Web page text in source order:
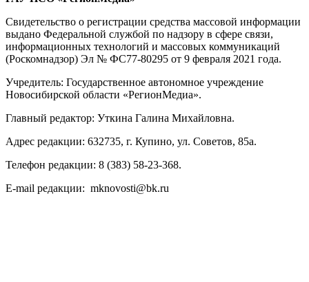
Свидетельство о регистрации средства массовой информации
выдано Федеральной службой по надзору в сфере связи,
информационных технологий и массовых коммуникаций
(Роскомнадзор) Эл № ФС77-80295 от 9 февраля 2021 года.
Учредитель: Государственное автономное учреждение
Новосибирской области «РегионМедиа».
Главный редактор: Уткина Галина Михайловна.
Адрес редакции: 632735, г. Купино, ул. Советов, 85а.
Телефон редакции: 8 (383) 58-23-368.
E-mail редакции: mknovosti@bk.ru